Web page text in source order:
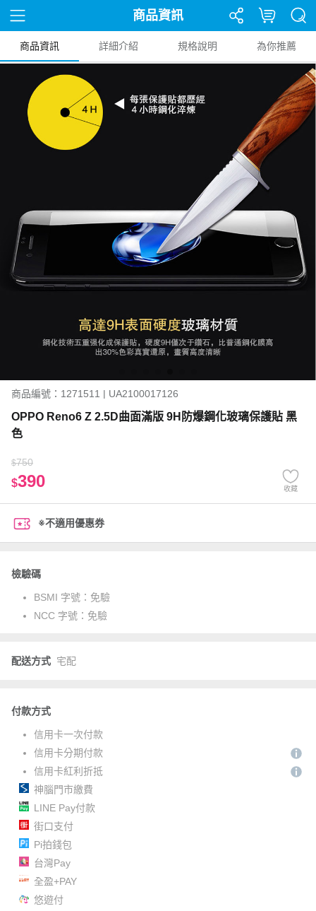
商品資訊
商品資訊 詳細介紹 規格說明 為你推薦
商品編號：1271511 | UA2100017126
OPPO Reno6 Z 2.5D曲面滿版 9H防爆鋼化玻璃保護貼 黑
色
$750
$390 收藏
※不適用優惠券
檢驗碼
BSMI 字號： 免驗
NCC 字號： 免驗
配送方式 宅配
付款方式
信用卡一次付款
信用卡分期付款
信用卡紅利折抵
神腦門市繳費
LINE Pay付款
街口支付
Pi拍錢包
台灣Pay
全盈+PAY
悠遊付